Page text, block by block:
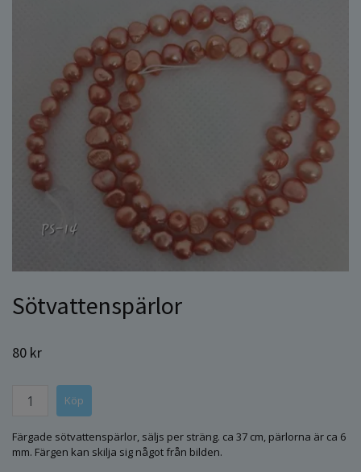
Sötvattenspärlor
80 kr
Färgade sötvattenspärlor, säljs per sträng. ca 37 cm, pärlorna är ca 6
mm. Färgen kan skilja sig något från bilden.